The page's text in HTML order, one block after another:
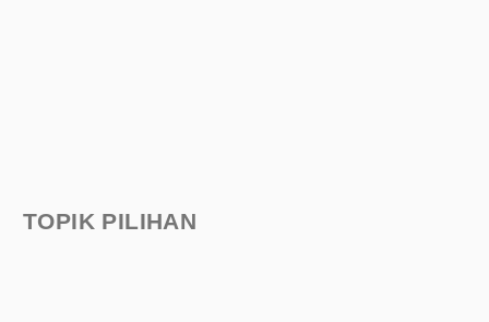
TOPIK PILIHAN